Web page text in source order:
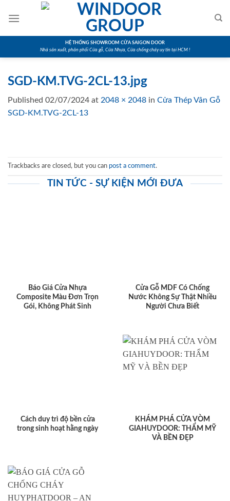
HỆ THỐNG SHOWROOM CỬA SAIGON DOOR
Nhà sản xuất, phân phối Cửa gỗ, Cửa Nhựa, Cửa chống cháy uy tín tại HCM !
SGD-KM.TVG-2CL-13.jpg
Published 02/07/2024 at 2048 × 2048 in Cửa Thép Vân Gỗ
SGD-KM.TVG-2CL-13
Trackbacks are closed, but you can post a comment.
TIN TỨC - SỰ KIỆN MỚI ĐƯA
Báo Giá Cửa Nhựa
Composite Màu Đơn Trọn
Gói, Không Phát Sinh
Cửa Gỗ MDF Có Chống
Nước Không Sự Thật Nhiều
Người Chưa Biết
Cách duy trì độ bền cửa
trong sinh hoạt hằng ngày
KHÁM PHÁ CỬA VÒM
GIAHUYDOOR: THẨM MỸ
VÀ BỀN ĐẸP